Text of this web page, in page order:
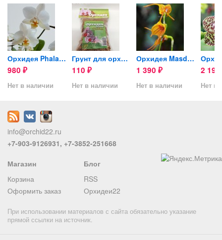
Орхидея Phalaenopsis Soft...
980 ₽
Нет в наличии
Грунт для орхидей
110 ₽
Нет в наличии
Орхидея Masdevallia
1 390 ₽
Нет в наличии
2 190
Нет в
info@orchid22.ru
+7-903-9126931, +7-3852-251668
Магазин
Корзина
Оформить заказ
Блог
RSS
Орхидеи22
При использовании материалов с сайта обязательно указание
прямой ссылки на источник.